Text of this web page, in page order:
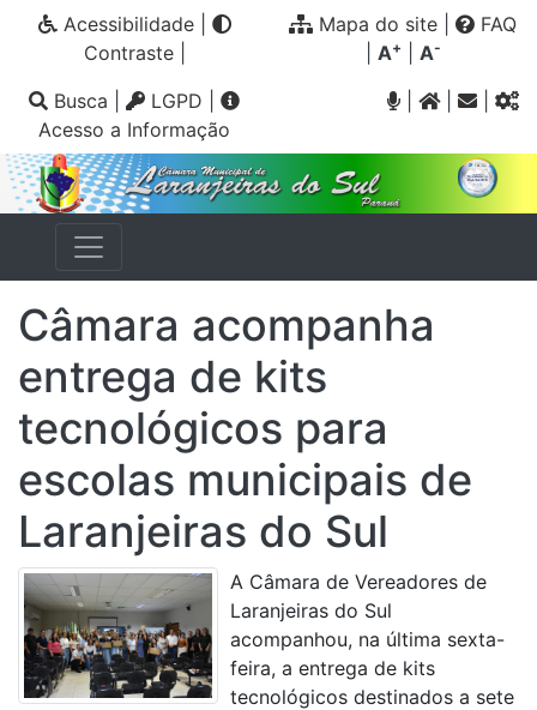
Acessibilidade|
Contraste|
Mapa do site
FAQ
A+ A-
Busca LGPD
Acesso a Informação
|
Câmara acompanha
entrega de kits
tecnológicos para
escolas municipais de
Laranjeiras do Sul
A Câmara de Vereadores de
Laranjeiras do Sul
acompanhou, na última sexta-
feira, a entrega de kits
tecnológicos destinados a sete